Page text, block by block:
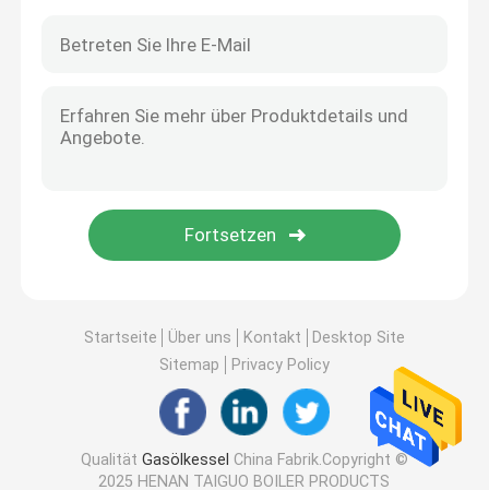
Startseite Über uns Kontakt
Desktop Site
Sitemap
Privacy Policy
Qualität Gasölkessel China Fabrik.Copyright ©
2025 HENAN TAIGUO BOILER PRODUCTS